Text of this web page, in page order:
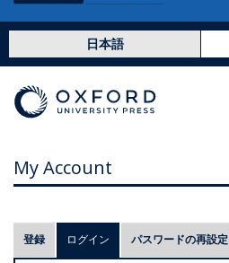
日本語
My Account
プ
ラ
登録 ログイン (アクティブなタブ)
パスワードの再設定